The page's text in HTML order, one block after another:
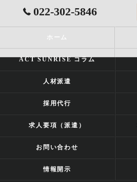
022-302-5846
ホーム
ACT SUNRISE コラム
人材派遣
採用代行
求人要項（派遣）
お問い合わせ
情報開示